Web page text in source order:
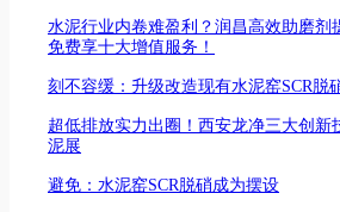
水泥行业内卷难盈利？润昌高效助磨剂
免费享十大增值服务！
刻不容缓：升级改造现有水泥窑SCR脱
超低排放实力出圈！西安龙净三大创新
泥展
避免：水泥窑SCR脱硝成为摆设